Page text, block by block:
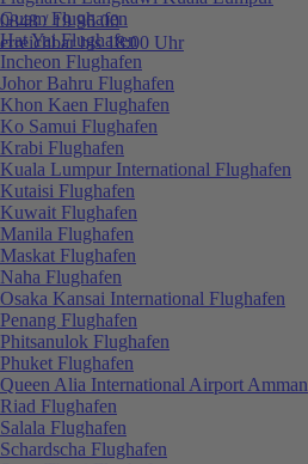
0848 / 19 96 00
erreichbar bis 18:00 Uhr
Guam Flughafen
Hat Yai Flughafen
Incheon Flughafen
Johor Bahru Flughafen
Khon Kaen Flughafen
Ko Samui Flughafen
Krabi Flughafen
Kuala Lumpur International Flughafen
Kutaisi Flughafen
Kuwait Flughafen
Manila Flughafen
Maskat Flughafen
Naha Flughafen
Osaka Kansai International Flughafen
Penang Flughafen
Phitsanulok Flughafen
Phuket Flughafen
Queen Alia International Airport Amman
Riad Flughafen
Salala Flughafen
Schardscha Flughafen